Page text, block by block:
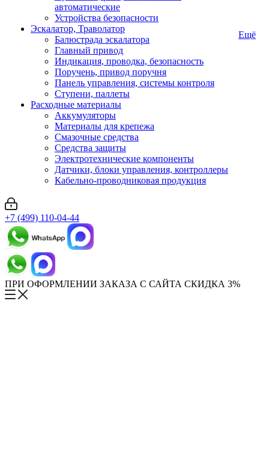
автоматические
Устройства безопасности
Эскалатор, Траволатор
Балюстрада эскалатора
Главный привод
Индикация, проводка, безопасность
Поручень, привод поручня
Панель управления, системы контроля
Ступени, паллеты
Расходные материалы
Аккумуляторы
Материалы для крепежа
Смазочные средства
Средства защиты
Электротехнические компоненты
Датчики, блоки управления, контроллеры
Кабельно-проводниковая продукция
Ещё
+7 (499) 110-04-44
ПРИ ОФОРМЛЕНИИ ЗАКАЗА С САЙТА СКИДКА 3%